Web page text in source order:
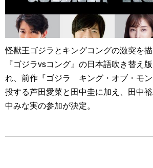
怪獣王ゴジラとキングコングの激突を
『ゴジラvsコング』の日本語吹き替え
れ、前作『ゴジラ キング・オブ・モ
投する芦田愛菜と田中圭に加え、田中
中みな実の参加が決定。